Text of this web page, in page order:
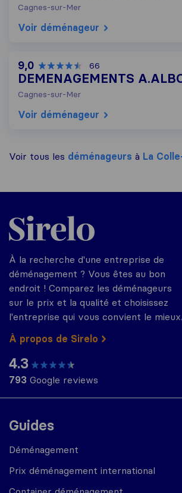
Cagnes-sur-Mer
Voir déménageur
9,0 66
DEMENAGEMENTS
Cagnes-sur-Mer
Voir déménageur
Voir tous les déménageurs à La
Guides
Déménagement
Prix déménagement international
Sirelo.fr
À la recherche d'une entreprise de
déménagement ? Vous êtes au bon
endroit ! Comparez les déménageurs
sur le prix et la qualité et choisissez
l'entreprise qui vous convient le mieux.
À propos de Sirelo
4.3
793 Google reviews